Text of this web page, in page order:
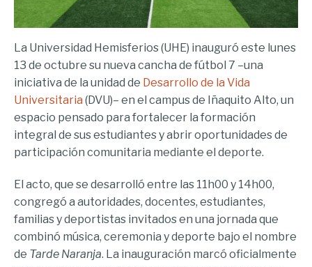
La Universidad Hemisferios (UHE) inauguró este lunes
13 de octubre su nueva cancha de fútbol 7 –una
iniciativa de la unidad de Desarrollo de la Vida
Universitaria (DVU)– en el campus de Iñaquito Alto, un
espacio pensado para fortalecer la formación
integral de sus estudiantes y abrir oportunidades de
participación comunitaria mediante el deporte.
El acto, que se desarrolló entre las 11h00 y 14h00,
congregó a autoridades, docentes, estudiantes,
familias y deportistas invitados en una jornada que
combinó música, ceremonia y deporte bajo el nombre
de Tarde Naranja. La inauguración marcó oficialmente